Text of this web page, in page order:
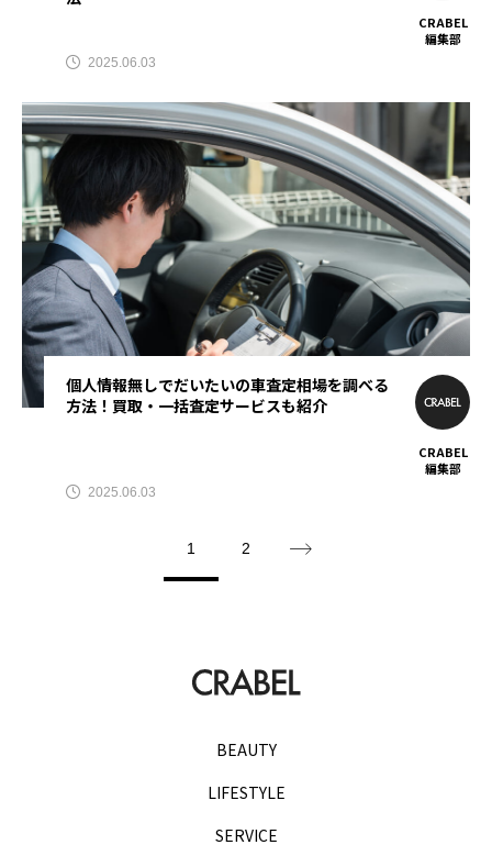
CRABEL
編集部
2025.06.03
個人情報無しでだいたいの車査定相場を調べる
方法！買取・一括査定サービスも紹介
CRABEL
編集部
2025.06.03
1 2
BEAUTY
LIFESTYLE
SERVICE